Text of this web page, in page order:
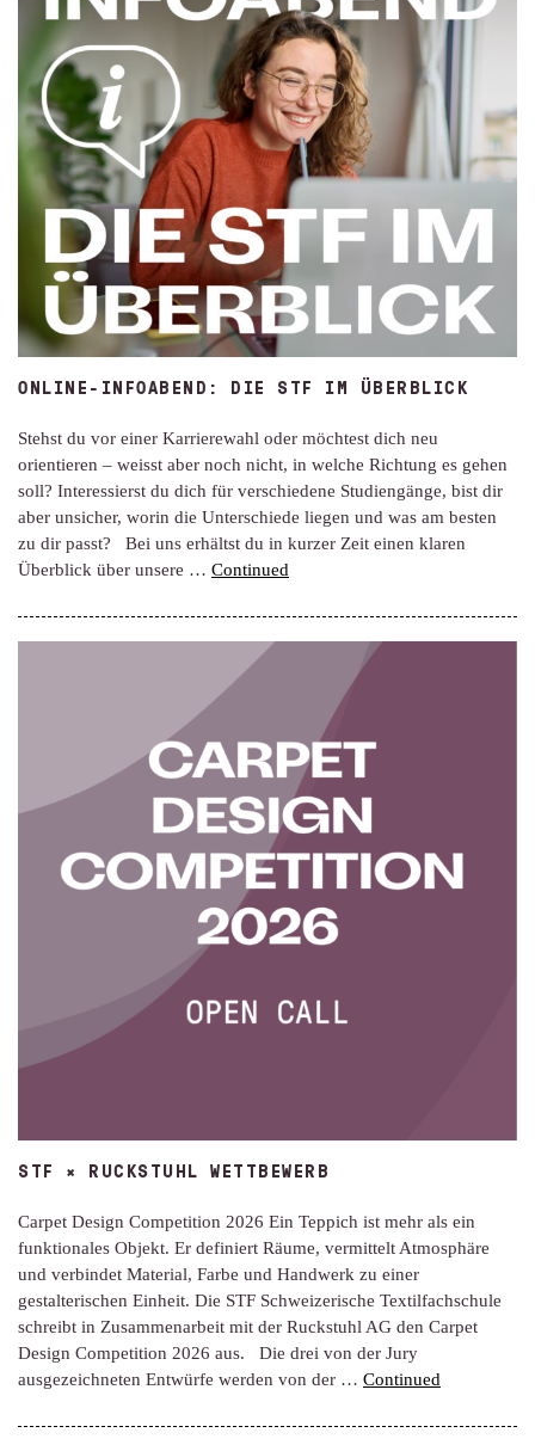
ONLINE-INFOABEND: DIE STF IM ÜBERBLICK
Stehst du vor einer Karrierewahl oder möchtest dich neu
orientieren – weisst aber noch nicht, in welche Richtung es gehen
soll? Interessierst du dich für verschiedene Studiengänge, bist dir
aber unsicher, worin die Unterschiede liegen und was am besten
zu dir passt? Bei uns erhältst du in kurzer Zeit einen klaren
Überblick über unsere … Continued
STF × RUCKSTUHL WETTBEWERB
Carpet Design Competition 2026 Ein Teppich ist mehr als ein
funktionales Objekt. Er definiert Räume, vermittelt Atmosphäre
und verbindet Material, Farbe und Handwerk zu einer
gestalterischen Einheit. Die STF Schweizerische Textilfachschule
schreibt in Zusammenarbeit mit der Ruckstuhl AG den Carpet
Design Competition 2026 aus. Die drei von der Jury
ausgezeichneten Entwürfe werden von der … Continued